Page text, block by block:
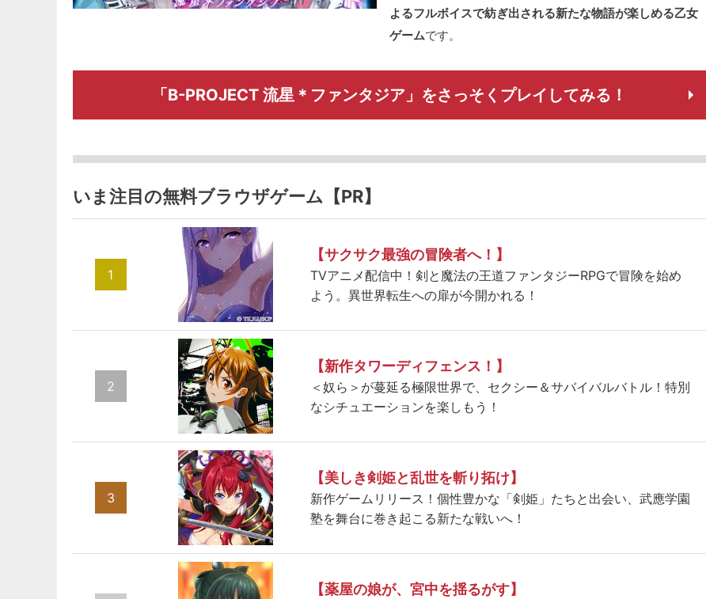
よるフルボイスで紡ぎ出される新たな物語が楽しめる乙女
ゲームです。
「B-PROJECT 流星＊ファンタジア」をさっそくプレイしてみる！
いま注目の無料ブラウザゲーム【PR】
1
【サクサク最強の冒険者へ！】
TVアニメ配信中！剣と魔法の王道ファンタジーRPGで冒険を始め
よう。異世界転生への扉が今開かれる！
2
【新作タワーディフェンス！】
＜奴ら＞が蔓延る極限世界で、セクシー＆サバイバルバトル！特別
なシチュエーションを楽しもう！
3
【美しき剣姫と乱世を斬り拓け】
新作ゲームリリース！個性豊かな「剣姫」たちと出会い、武應学園
塾を舞台に巻き起こる新たな戦いへ！
【薬屋の娘が、宮中を揺るがす】